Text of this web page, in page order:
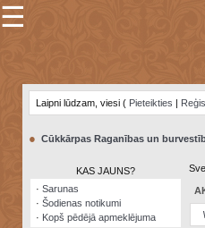
×
Šodienas
notikumi
☰
Laipni lūdzam, viesi ( Pieteikties |
● Cūkkārpas Raganības un
KAS JAUNS?
· Sarunas
· Šodienas notikumi
· Kopš pēdējā apmeklējuma